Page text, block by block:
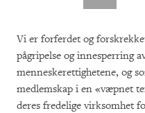
Vi er forferdet og
pågripelse og innesperring
menneskerettighetene, og
medlemskap i en «væpnet
deres fredelige virksomhet